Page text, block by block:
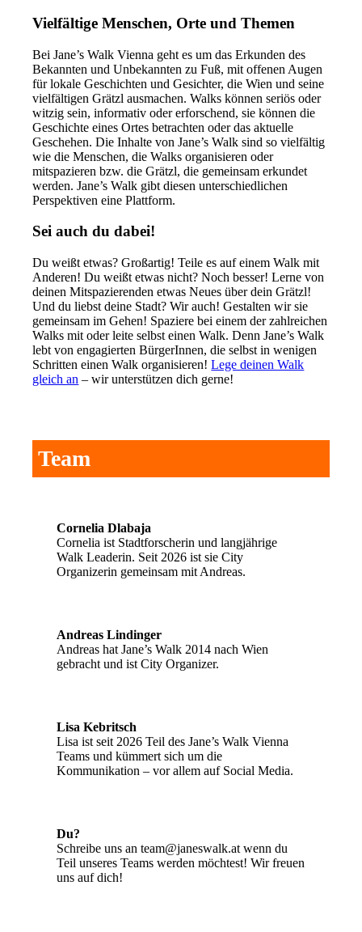
Vielfältige Menschen, Orte und Themen
Bei Jane’s Walk Vienna geht es um das Erkunden des
Bekannten und Unbekannten zu Fuß, mit offenen Augen
für lokale Geschichten und Gesichter, die Wien und seine
vielfältigen Grätzl ausmachen. Walks können seriös oder
witzig sein, informativ oder erforschend, sie können die
Geschichte eines Ortes betrachten oder das aktuelle
Geschehen. Die Inhalte von Jane’s Walk sind so vielfältig
wie die Menschen, die Walks organisieren oder
mitspazieren bzw. die Grätzl, die gemeinsam erkundet
werden. Jane’s Walk gibt diesen unterschiedlichen
Perspektiven eine Plattform.
Sei auch du dabei!
Du weißt etwas? Großartig! Teile es auf einem Walk mit
Anderen! Du weißt etwas nicht? Noch besser! Lerne von
deinen Mitspazierenden etwas Neues über dein Grätzl!
Und du liebst deine Stadt? Wir auch! Gestalten wir sie
gemeinsam im Gehen! Spaziere bei einem der zahlreichen
Walks mit oder leite selbst einen Walk. Denn Jane’s Walk
lebt von engagierten BürgerInnen, die selbst in wenigen
Schritten einen Walk organisieren!Lege deinen Walk
gleich an – wir unterstützen dich gerne!
Team
Cornelia Dlabaja
Cornelia ist Stadtforscherin und langjährige
Walk Leaderin. Seit 2026 ist sie City
Organizerin gemeinsam mit Andreas.
Andreas Lindinger
Andreas hat Jane’s Walk 2014 nach Wien
gebracht und ist City Organizer.
Lisa Kebritsch
Lisa ist seit 2026 Teil des Jane’s Walk Vienna
Teams und kümmert sich um die
Kommunikation – vor allem auf Social Media.
Du?
Schreibe uns an team@janeswalk.at wenn du
Teil unseres Teams werden möchtest! Wir freuen
uns auf dich!